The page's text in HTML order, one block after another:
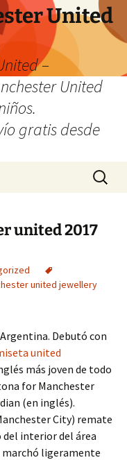
United
–
United
gratis desde
Buscar:
united 2017
united jewellery
Debutó con
united
más joven de todo
for Manchester
(en inglés).
City) remate
del interior del área
marchó ligeramente